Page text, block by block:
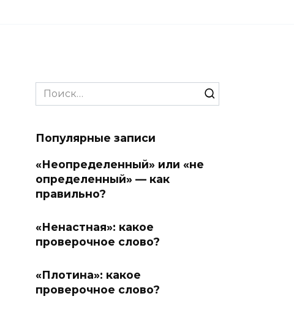
Search
for:
Популярные записи
«Неопределенный» или «не
определенный» — как
правильно?
«Ненастная»: какое
проверочное слово?
«Плотина»: какое
проверочное слово?